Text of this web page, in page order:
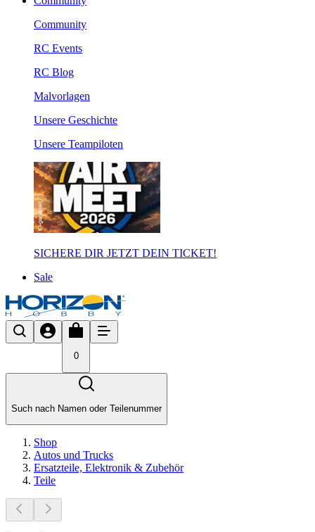
Community
RC Events
RC Blog
Malvorlagen
Unsere Geschichte
Unsere Teampiloten
SICHERE DIR JETZT DEIN TICKET!
Sale
0
Such nach Namen oder Teilenummer
Shop
Autos und Trucks
Ersatzteile, Elektronik & Zubehör
Teile